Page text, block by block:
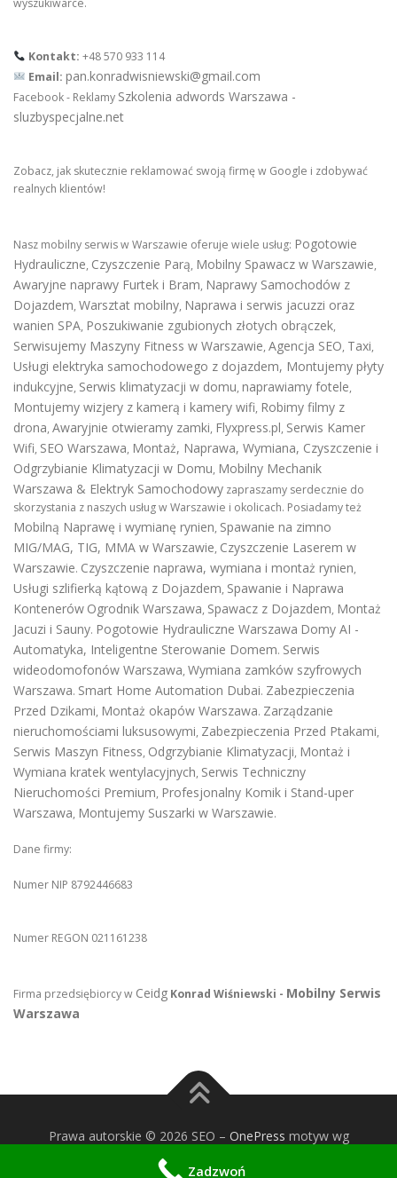
wyszukiwarce.
Kontakt: +48 570 933 114
Email: pan.konradwisniewski@gmail.com
Facebook - Reklamy Szkolenia adwords Warszawa -
sluzbyspecjalne.net
Zobacz, jak skutecznie reklamować swoją firmę w Google i zdobywać
realnych klientów!
Nasz mobilny serwis w Warszawie oferuje wiele usług: Pogotowie
Hydrauliczne, Czyszczenie Parą, Mobilny Spawacz w Warszawie,
Awaryjne naprawy Furtek i Bram, Naprawy Samochodów z
Dojazdem, Warsztat mobilny, Naprawa i serwis jacuzzi oraz
wanien SPA, Poszukiwanie zgubionych złotych obrączek,
Serwisujemy Maszyny Fitness w Warszawie, Agencja SEO, Taxi,
Usługi elektryka samochodowego z dojazdem, Montujemy płyty
indukcyjne, Serwis klimatyzacji w domu, naprawiamy fotele,
Montujemy wizjery z kamerą i kamery wifi, Robimy filmy z
drona, Awaryjnie otwieramy zamki, Flyxpress.pl, Serwis Kamer
Wifi, SEO Warszawa, Montaż, Naprawa, Wymiana, Czyszczenie i
Odgrzybianie Klimatyzacji w Domu, Mobilny Mechanik
Warszawa & Elektryk Samochodowy zapraszamy serdecznie do
skorzystania z naszych usług w Warszawie i okolicach. Posiadamy też
Mobilną Naprawę i wymianę rynien, Spawanie na zimno
MIG/MAG, TIG, MMA w Warszawie, Czyszczenie Laserem w
Warszawie. Czyszczenie naprawa, wymiana i montaż rynien,
Usługi szlifierką kątową z Dojazdem, Spawanie i Naprawa
Kontenerów Ogrodnik Warszawa, Spawacz z Dojazdem, Montaż
Jacuzi i Sauny. Pogotowie Hydrauliczne Warszawa Domy AI -
Automatyka, Inteligentne Sterowanie Domem. Serwis
wideodomofonów Warszawa, Wymiana zamków szyfrowych
Warszawa. Smart Home Automation Dubai. Zabezpieczenia
Przed Dzikami, Montaż okapów Warszawa. Zarządzanie
nieruchomościami luksusowymi, Zabezpieczenia Przed Ptakami,
Serwis Maszyn Fitness, Odgrzybianie Klimatyzacji, Montaż i
Wymiana kratek wentylacyjnych, Serwis Techniczny
Nieruchomości Premium, Profesjonalny Komik i Stand-uper
Warszawa, Montujemy Suszarki w Warszawie.
Dane firmy:
Numer NIP 8792446683
Numer REGON 021161238
Firma przedsiębiorcy w Ceidg Konrad Wiśniewski - Mobilny Serwis
Warszawa
Prawa autorskie © 2026 SEO – OnePress motyw wg
FameThemes
Zadzwoń